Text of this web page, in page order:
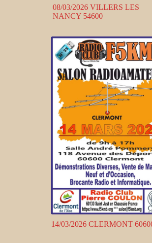
08/03/2026 VILLERS LES
NANCY 54600
14/03/2026 CLERMONT